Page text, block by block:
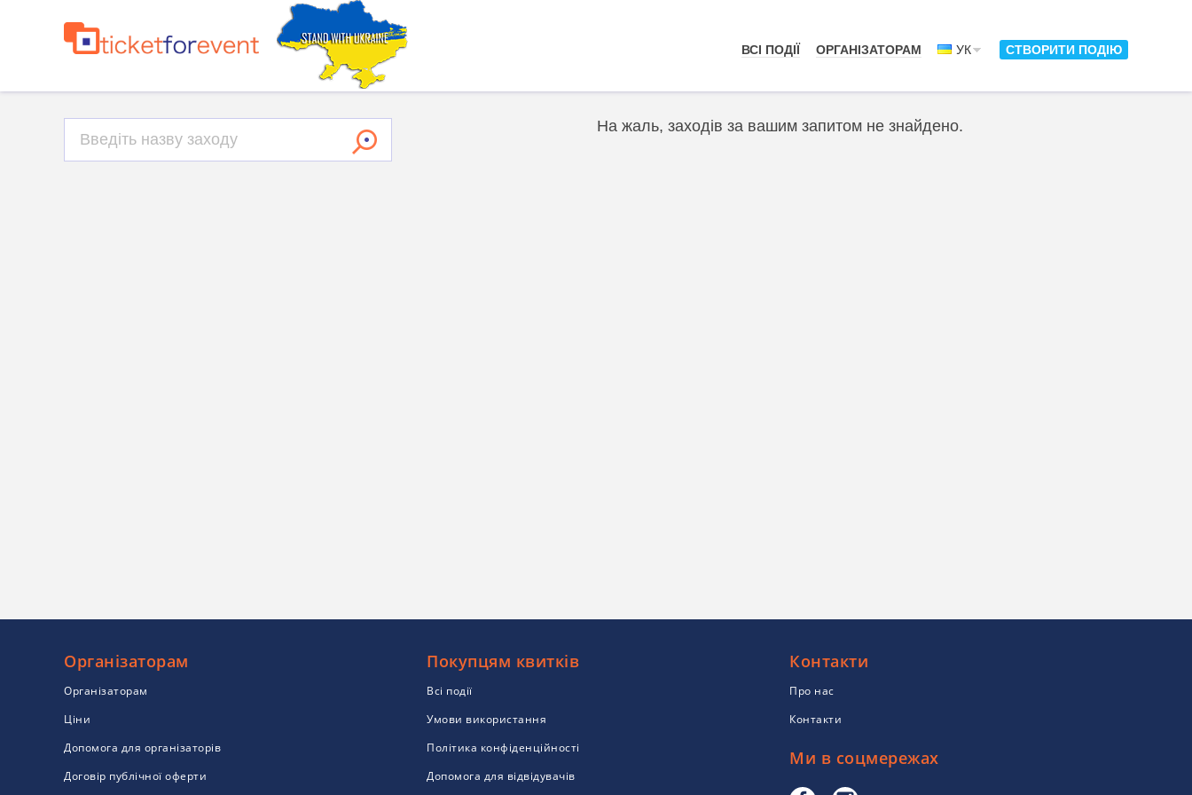
ВСІ ПОДІЇ ОРГАНІЗАТОРАМ УК СТВОРИТИ ПОДІЮ
На жаль, заходів за вашим запитом не знайдено.
Організаторам
Організаторам
Ціни
Допомога для організаторів
Договір публічної оферти
Покупцям квитків
Всі події
Умови використання
Політика конфіденційності
Допомога для відвідувачів
Контакти
Про нас
Контакти
Ми в соцмережах